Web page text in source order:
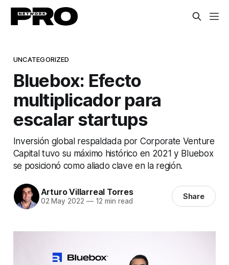
UNCATEGORIZED
Bluebox: Efecto
multiplicador para
escalar startups
Inversión global respaldada por Corporate Venture
Capital tuvo su máximo histórico en 2021 y Bluebox
se posicionó como aliado clave en la región.
Arturo Villarreal Torres
02 May 2022 —12 min read Share